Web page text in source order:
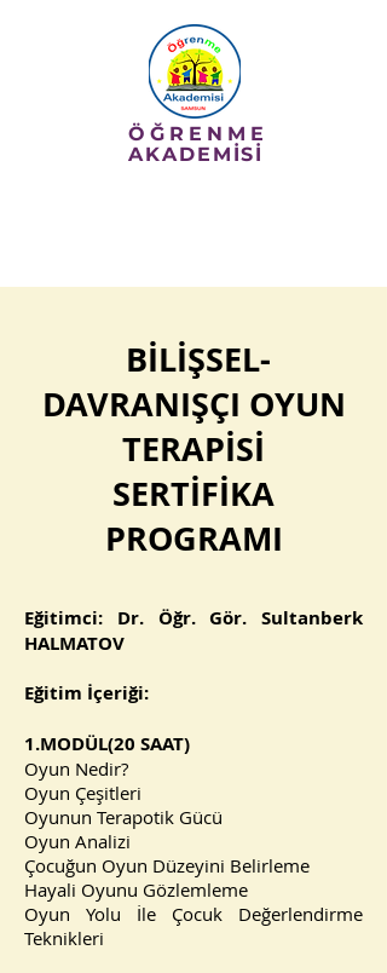
ÖĞRENME
AKADEMİSİ
BİLİŞSEL-
DAVRANIŞÇI OYUN
TERAPİSİ
SERTİFİKA
PROGRAMI
Eğitimci: Dr. Öğr. Gör. Sultanberk
HALMATOV
Eğitim İçeriği:
1.MODÜL(20 SAAT)
Oyun Nedir?
Oyun Çeşitleri
Oyunun Terapotik Gücü
Oyun Analizi
Çocuğun Oyun Düzeyini Belirleme
Hayali Oyunu Gözlemleme
Oyun Yolu İle Çocuk Değerlendirme
Teknikleri